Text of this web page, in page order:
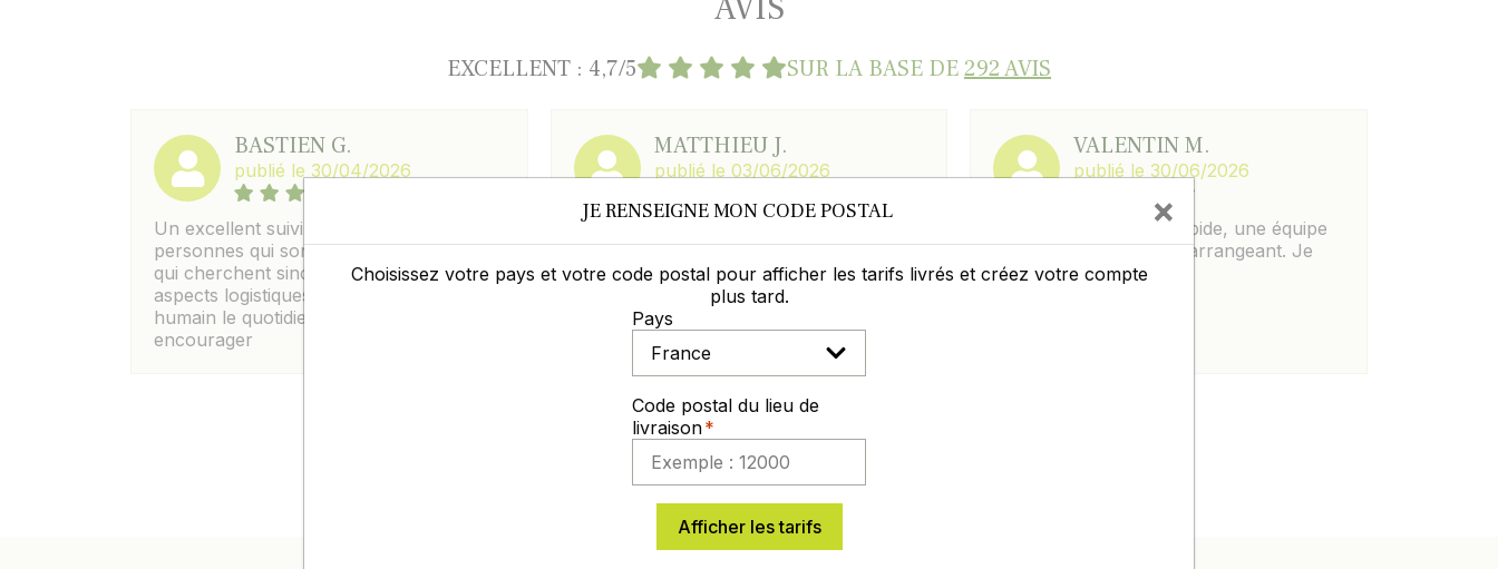
EXCELLENT : 4,7/5 SUR LA BASE DE292 AVIS
BASTIEN G.
publié le 30/04/2026
Un excellent suivi ; On sent des
personnes qui sont proches du terrain et
qui cherchent sincerement à faciliter les
aspects logistiques , elles rendent plus
humain le quotidien moderne. A
encourager
MATTHIEU J.
publié le 03/06/2026
Equipe très professionnelle ; 4ème
commande sur Germineo toujours
impeccable.
VALENTIN M.
publié le 30/06/2026
Parfait, c est simple, rapide, une équipe
au top et toujours très arrangeant. Je
recommande à 100%.
Laisser un commentaire
JE RENSEIGNE MON CODE POSTAL ×
Choisissez votre pays et votre code postal pour afficher les tarifs livrés et créez votre compte
plus tard.
Pays
Code postal du lieu de
livraison
Afficher les tarifs